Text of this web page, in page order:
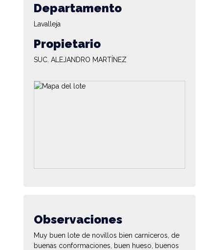
Departamento
Lavalleja
Propietario
SUC. ALEJANDRO MARTÍNEZ
Observaciones
Muy buen lote de novillos bien carniceros, de
buenas conformaciones, buen hueso, buenos